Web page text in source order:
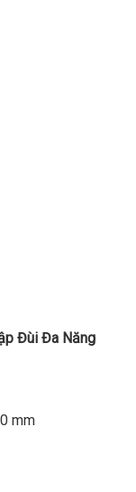
Đùi Đa Năng
mm